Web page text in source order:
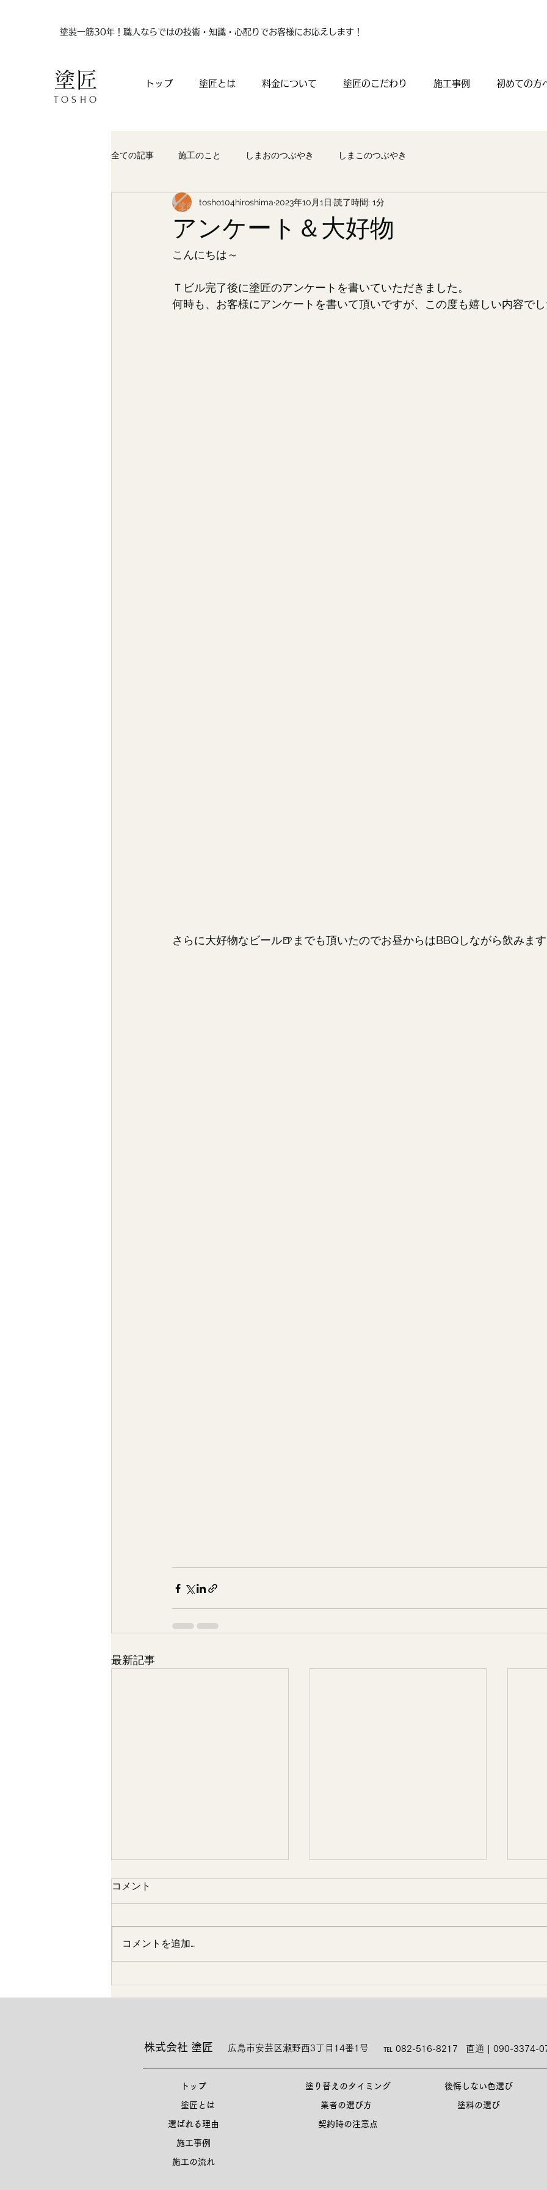
塗匠
TOSHO
トップ 塗匠とは 料金について 塗匠のこだわり 施工事例 初めての方
全ての記事 施工のこと しまおのつぶやき しまこのつぶやき
アンケート＆大好物
tosho104hiroshima 2023年10月1日 読了時間: 1分
こんにちは～
Ｔビル完了後に塗匠のアンケートを書いていただきました。
何時も、お客様にアンケートを書いて頂いですが、この度も嬉しい内容で
さらに大好物なビール🍺までも頂いたのでお昼からはBBQしながら飲みま
最新記事
嫁さんの実家にて
勉強会📚️ 🐙
コメント
コメントを追加…
塗装一筋30年！職人ならではの技術・知識・心配りでお客様にお応えします！
株式会社 塗匠 広島市安芸区瀬野西3丁目14番1号 ℡ 082-516-8217 直通 | 090-3374-
トップ
塗匠とは
選ばれる理由
塗り替えのタイミング
業者の選び方
後悔しない色選び
塗料の選び
契約時の注意点
施工事例
施工の流れ